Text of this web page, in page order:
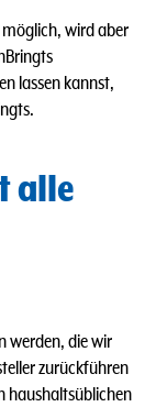
möglich, wird aber
lassen kannst,
alle
werden, die wir
zurückführen
haushaltsüblichen